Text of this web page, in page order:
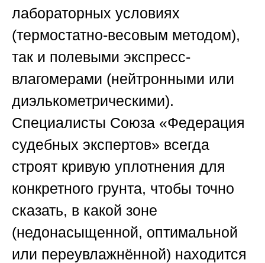
лабораторных условиях
(термостатно-весовым методом),
так и полевыми экспресс-
влагомерами (нейтронными или
диэлькометрическими).
Специалисты Союза «Федерация
судебных экспертов» всегда
строят кривую уплотнения для
конкретного грунта, чтобы точно
сказать, в какой зоне
(недонасыщенной, оптимальной
или переувлажнённой) находится